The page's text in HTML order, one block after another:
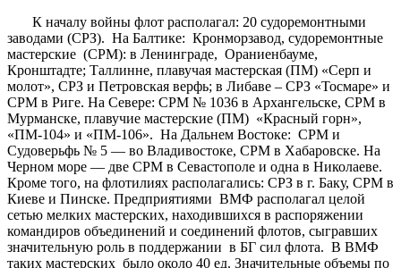
К началу войны флот располагал: 20 судоремонтными
заводами (СРЗ). На Балтике: Кронморзавод, судоремонтные
мастерские (СРМ): в Ленинграде, Ораниенбауме,
Кронштадте; Таллинне, плавучая мастерская (ПМ) «Серп и
молот», СРЗ и Петровская верфь; в Либаве – СРЗ «Тосмаре» и
СРМ в Риге. На Севере: СРМ № 1036 в Архангельске, СРМ в
Мурманске, плавучие мастерские (ПМ) «Красный горн»,
«ПМ-104» и «ПМ-106». На Дальнем Востоке: СРМ и
Судоверьфь № 5 — во Владивостоке, СРМ в Хабаровске. На
Черном море — две СРМ в Севастополе и одна в Николаеве.
Кроме того, на флотилиях располагались: СРЗ в г. Баку, СРМ в
Киеве и Пинске. Предприятиями ВМФ располагал целой
сетью мелких мастерских, находившихся в распоряжении
командиров объединений и соединений флотов, сыгравших
значительную роль в поддержании в БГ сил флота. В ВМФ
таких мастерских было около 40 ед. Значительные объемы по